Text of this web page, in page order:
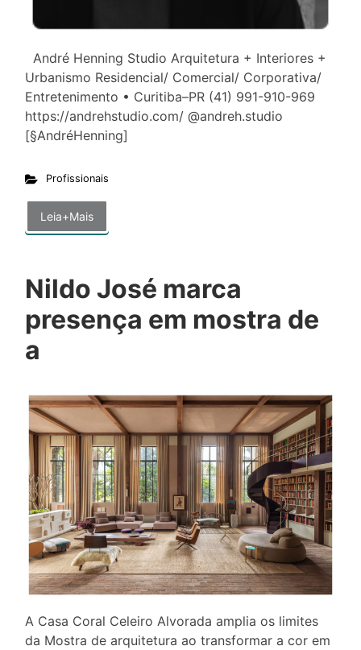
André Henning Studio Arquitetura + Interiores +
Urbanismo Residencial/ Comercial/ Corporativa/
Entretenimento • Curitiba–PR (41) 991-910-969
https://andrehstudio.com/ @andreh.studio
[§AndréHenning]
Profissionais
Leia+Mais
Nildo José marca
presença em mostra de
a
A Casa Coral Celeiro Alvorada amplia os limites
da Mostra de arquitetura ao transformar a cor em